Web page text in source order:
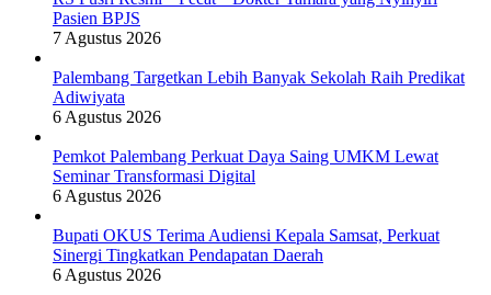
Pasien BPJS
7 Agustus 2026
Palembang Targetkan Lebih Banyak Sekolah Raih Predikat
Adiwiyata
6 Agustus 2026
Pemkot Palembang Perkuat Daya Saing UMKM Lewat
Seminar Transformasi Digital
6 Agustus 2026
Bupati OKUS Terima Audiensi Kepala Samsat, Perkuat
Sinergi Tingkatkan Pendapatan Daerah
6 Agustus 2026